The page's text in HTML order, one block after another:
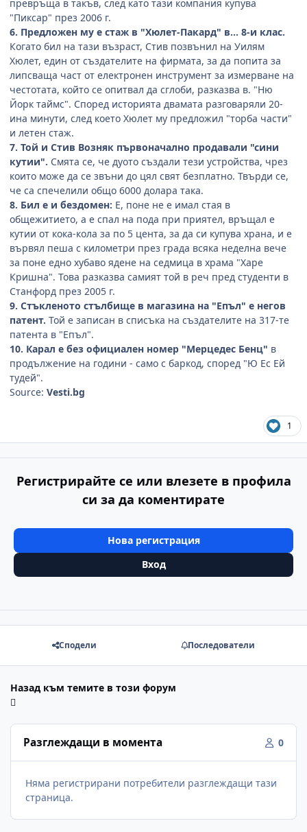
превръща в такъв, след като тази компания купува
"Пиксар" през 2006 г.
6. Предложен му е стаж в "Хюлет-Пакард" в... 8-и клас.
Когато бил на тази възраст, Стив позвънил на Уилям
Хюлет, един от създателите на фирмата, за да попита за
липсваща част от електронен инструмент за измерване на
честотата, който се опитвал да сглоби, разказва в. "Ню
Йорк таймс". Според историята двамата разговаряли 20-
ина минути, след което Хюлет му предложил "торба части"
и летен стаж.
7. Той и Стив Возняк първоначално продавали "сини
кутии". Смята се, че дуото създали тези устройства, чрез
които може да се звъни до цял свят безплатно. Твърди се,
че са спечелили общо 6000 долара така.
8. Бил е и бездомен: Е, поне не е имал стая в
общежитието, а е спал на пода при приятел, връщал е
кутии от кока-кола за по 5 цента, за да си купува храна, и е
вървял пеша с километри през града всяка неделна вече
за поне едно хубаво ядене на седмица в храма "Харе
Кришна". Това разказва самият той в реч пред студенти в
Станфорд през 2005 г.
9. Стъкленото стълбище в магазина на "Епъл" е негов
патент. Той е записан в списъка на създателите на 317-те
патента в "Епъл".
10. Карал е без официален номер "Мерцедес Бенц" в
продължение на години - само с баркод, според "Ю Ес Ей
тудей".
Source: Vesti.bg
1
Регистрирайте се или влезете в профила
си за да коментирате
Нова регистрация
Вход
Сподели Последователи
Назад към темите в този форум
Разглеждащи в момента 0
Няма регистрирани потребители разглеждащи тази
страница.